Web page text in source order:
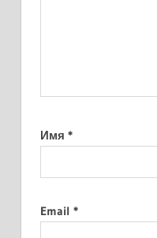
Имя *
Email *